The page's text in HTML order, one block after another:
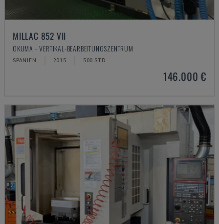
MILLAC 852 VII
OKUMA - VERTIKAL-BEARBEITUNGSZENTRUM
SPANIEN 2015 500 STD
146.000 €